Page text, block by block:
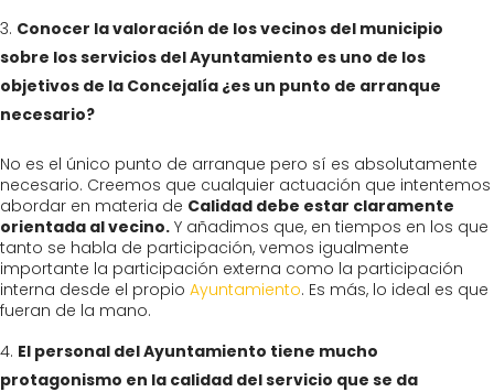
Conocer la valoración de los vecinos del municipio
sobre los servicios del Ayuntamiento es uno de los
objetivos de la Concejalía ¿es un punto de arranque
necesario?
No es el único punto de arranque pero sí es absolutamente
necesario. Creemos que cualquier actuación que intentemos
abordar en materia de Calidad debe estar claramente
orientada al vecino. Y añadimos que, en tiempos en los que
tanto se habla de participación, vemos igualmente
importante la participación externa como la participación
interna desde el propio Ayuntamiento. Es más, lo ideal es que
fueran de la mano.
El personal del Ayuntamiento tiene mucho
protagonismo en la calidad del servicio que se da